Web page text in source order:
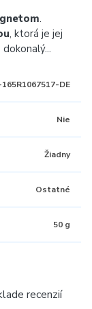
.
, ktorá je jej
165R1067517-DE
Nie
Žiadny
Ostatné
50 g
recenzií